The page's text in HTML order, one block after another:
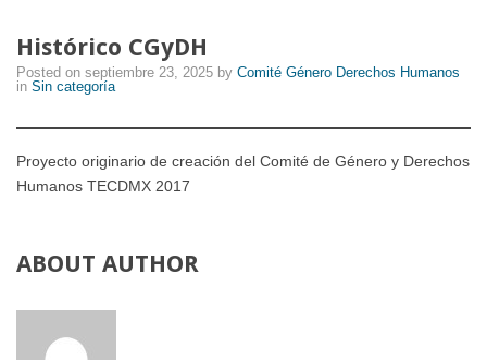
Histórico CGyDH
Posted on septiembre 23, 2025 by Comité Género Derechos Humanos
in Sin categoría
Proyecto originario de creación del Comité de Género y Derechos
Humanos TECDMX 2017
ABOUT AUTHOR